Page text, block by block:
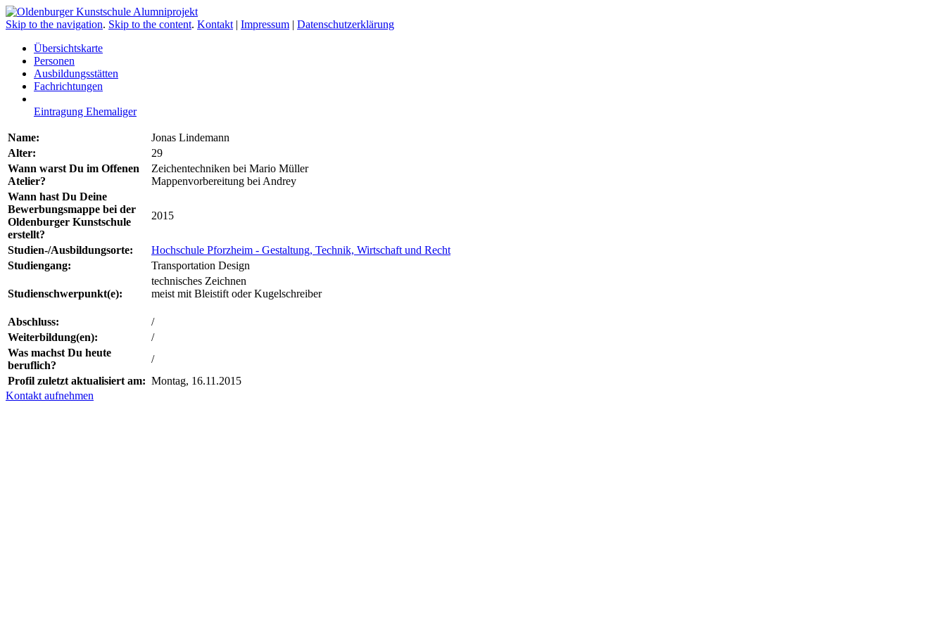
Skip to the navigation. Skip to the content. Kontakt | Impressum | Datenschutzerklärung
Übersichtskarte
Personen
Ausbildungsstätten
Fachrichtungen
Eintragung Ehemaliger
Name:
Jonas Lindemann
Alter:
29
Wann warst Du im Offenen
Atelier?
Zeichentechniken bei Mario Müller
Mappenvorbereitung bei Andrey
Wann hast Du Deine
Bewerbungsmappe bei der
Oldenburger Kunstschule
erstellt?
2015
Studien-/Ausbildungsorte:
Hochschule Pforzheim - Gestaltung, Technik, Wirtschaft und Recht
Studiengang:
Transportation Design
Studienschwerpunkt(e):
technisches Zeichnen
meist mit Bleistift oder Kugelschreiber
Abschluss:
/
Weiterbildung(en):
/
Was machst Du heute
beruflich?
/
Profil zuletzt aktualisiert am: Montag, 16.11.2015
Kontakt aufnehmen